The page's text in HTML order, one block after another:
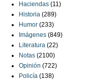
Haciendas (11)
Historia (289)
Humor (233)
Imágenes (849)
Literatura (22)
Notas (2100)
Opinión (722)
Policía (138)